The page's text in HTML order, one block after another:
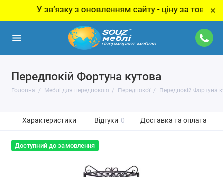
У звʼязку з оновленням сайту - ціну за товар ×
Передпокій Фортуна кутова
Головна Меблі для передпокою Передпокої Передпокій Фортуна
Характеристики Відгуки 0 Доставка та оплата
Доступний до замовлення